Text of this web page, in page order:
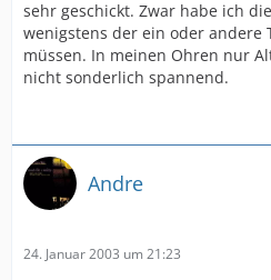
sehr geschickt. Zwar habe ich
wenigstens der ein oder andere
müssen. In meinen Ohren nur
nicht sonderlich spannend.
Andre
24. Januar 2003 um 21:23